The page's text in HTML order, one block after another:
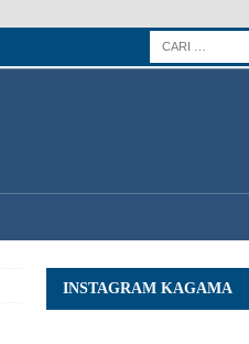
INSTAGRAM KAGAMA